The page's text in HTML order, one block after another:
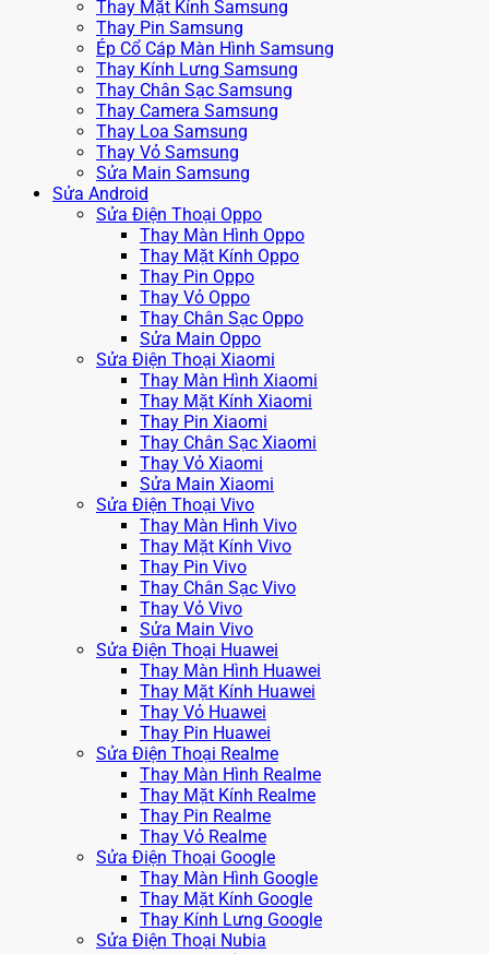
Thay Mặt Kính Samsung
Thay Pin Samsung
Ép Cổ Cáp Màn Hình Samsung
Thay Kính Lưng Samsung
Thay Chân Sạc Samsung
Thay Camera Samsung
Thay Loa Samsung
Thay Vỏ Samsung
Sửa Main Samsung
Sửa Android
Sửa Điện Thoại Oppo
Thay Màn Hình Oppo
Thay Mặt Kính Oppo
Thay Pin Oppo
Thay Vỏ Oppo
Thay Chân Sạc Oppo
Sửa Main Oppo
Sửa Điện Thoại Xiaomi
Thay Màn Hình Xiaomi
Thay Mặt Kính Xiaomi
Thay Pin Xiaomi
Thay Chân Sạc Xiaomi
Thay Vỏ Xiaomi
Sửa Main Xiaomi
Sửa Điện Thoại Vivo
Thay Màn Hình Vivo
Thay Mặt Kính Vivo
Thay Pin Vivo
Thay Chân Sạc Vivo
Thay Vỏ Vivo
Sửa Main Vivo
Sửa Điện Thoại Huawei
Thay Màn Hình Huawei
Thay Mặt Kính Huawei
Thay Vỏ Huawei
Thay Pin Huawei
Sửa Điện Thoại Realme
Thay Màn Hình Realme
Thay Mặt Kính Realme
Thay Pin Realme
Thay Vỏ Realme
Sửa Điện Thoại Google
Thay Màn Hình Google
Thay Mặt Kính Google
Thay Kính Lưng Google
Sửa Điện Thoại Nubia